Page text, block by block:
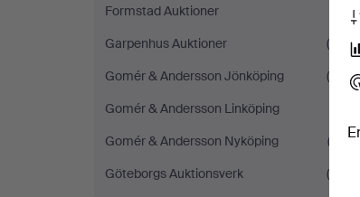
Formstad Auktioner
Garpenhus Auktioner
(6)
Gomér & Andersson Jönköping
(4)
Gomér & Andersson Linköping
Gomér & Andersson Nyköping
(2)
Göteborgs Auktionsverk
(8)